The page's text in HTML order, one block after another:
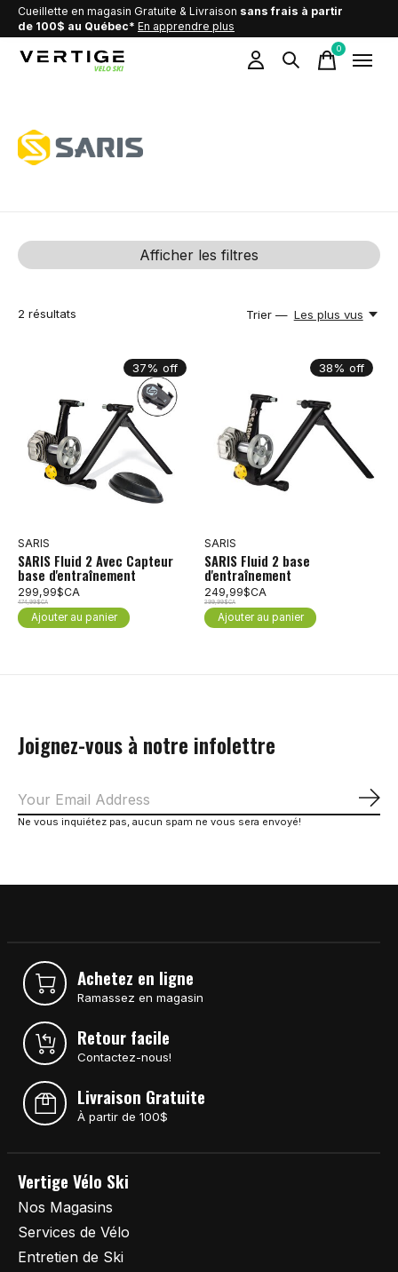
Cueillette en magasin Gratuite & Livraison sans frais à partir
de 100$ au Québec* En apprendre plus
0items
SARIS
Afficher les filtres
2 résultats Trier — Les plus vus
37% off
SARIS
SARIS Fluid 2 Avec Capteur
base d'entraînement
299,99$CA
474,99$CA
Ajouter au panier
38% off
SARIS
SARIS Fluid 2 base
d'entraînement
249,99$CA
399,99$CA
Ajouter au panier
Joignez-vous à notre infolettre
Ne vous inquiétez pas, aucun spam ne vous sera envoyé!
Achetez en ligne
Ramassez en magasin
Retour facile
Contactez-nous!
Livraison Gratuite
À partir de 100$
Vertige Vélo Ski
Nos Magasins
Services de Vélo
Entretien de Ski